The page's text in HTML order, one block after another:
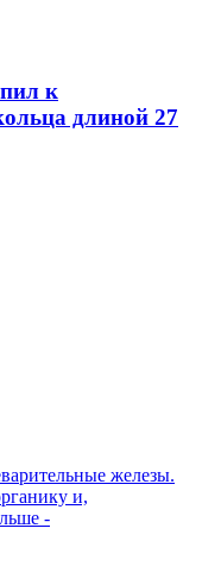
к
длиной 27
железы.
и,
-